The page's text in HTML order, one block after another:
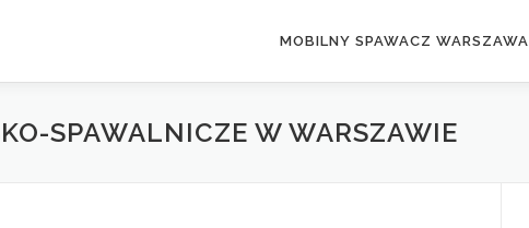
MOBILNY SPAWACZ WARSZAWA
SPAWALNICZE W WARSZAWIE